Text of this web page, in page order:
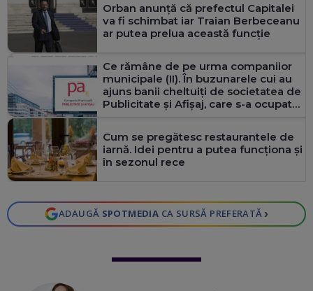
Orban anunță că prefectul Capitalei
va fi schimbat iar Traian Berbeceanu
ar putea prelua această funcție
Ce rămâne de pe urma companiior
municipale (II). În buzunarele cui au
ajuns banii cheltuiți de societatea de
Publicitate și Afișaj, care s-a ocupat
Cum se pregătesc restaurantele de
iarnă. Idei pentru a putea funcţiona şi
în sezonul rece
ADAUGĂ SPOTMEDIA CA SURSĂ PREFERATĂ ›